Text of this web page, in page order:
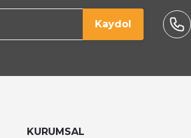
Kaydol
KURUMSAL